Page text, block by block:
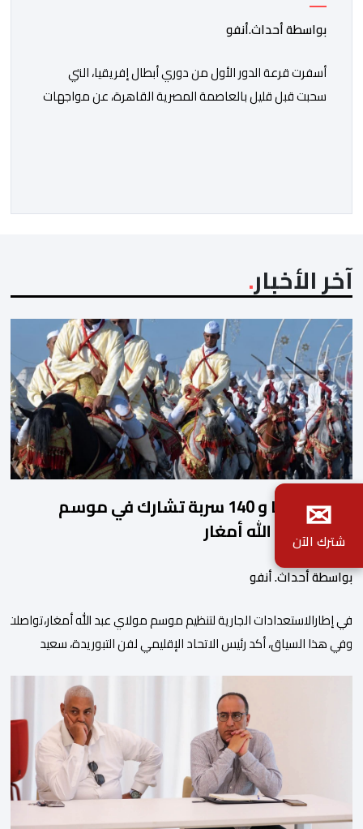
بواسطة أحداث.أنفو
أسفرت قرعة الدور الأول من دوري أبطال إفريقيا، التي
سحبت قبل قليل بالعاصمة المصرية القاهرة، عن مواجهات
الغامبي، حيث يطمح الفريق […]
آخر الأخبار
2140 فارسا و 140 سربة تشارك في موسم
مولاي عبد الله أمغار
بواسطة أحداث. أنفو
في إطارالاستعدادات الجارية لتنظيم موسم مولاي عبد الله
وفي هذا السياق، أكد رئيس الاتحاد الإقليمي لفن التبوريدة، سعيد
ولم تخل هذه الدورة من مؤشرات إيجابية على مستوى تنوعالمشاركة،
وتبرز هذه الأرقام الحجم الكبير الذي باتت تعرفه تظاهرةالتبوريدة
ومن المرتقب أن تعرف فعاليات الموسم إقبالا جماهيريا
واسعا،في ظل الشغف الكبير الذي يحظى به فن التبوريدة، باعتبارهأحد
✉
شترك الآن